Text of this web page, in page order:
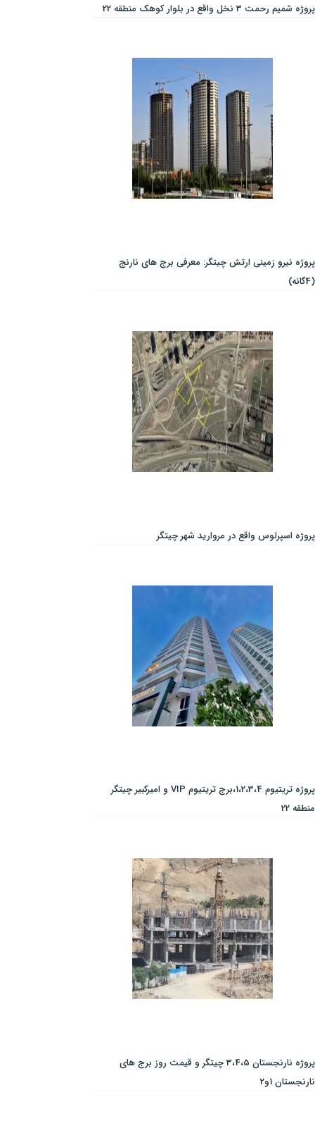
پروژه شمیم رحمت 3 نخل واقع در بلوار کوهک منطقه 22
پروژه نیرو زمینی ارتش چیتگر: معرفی برج های نارنج
(4گانه)
پروژه اسپرلوس واقع در مروارید شهر چیتگر
پروژه تریتیوم 1،2،3،4،برج تریتیوم VIP و امیرکبیر چیتگر
منطقه 22
پروژه نارنجستان 3،4،5 چیتگر و قیمت روز برج های
نارنجستان 1و2